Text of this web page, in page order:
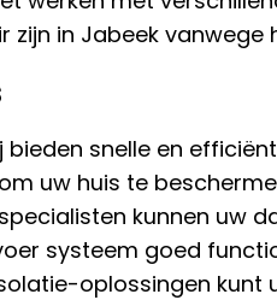
zijn in Jabeek
bieden snelle en
uw huis te
kunnen uw
systeem goed
oplossingen kunt